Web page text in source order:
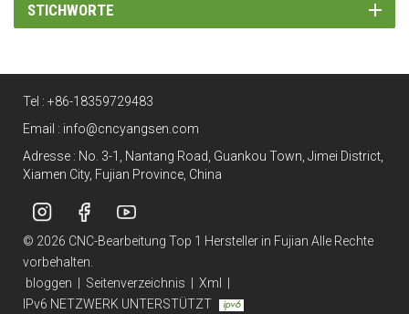
STICHWORTE
Tel : +86-18359729483
Email : info@cncyangsen.com
Adresse : No. 3-1, Nantang Road, Guankou Town, Jimei District,
Xiamen City, Fujian Province, China
© 2026 CNC-Bearbeitung Top 1 Hersteller in Fujian Alle Rechte
vorbehalten.
bloggen
Seitenverzeichnis Xml
IPv6 NETZWERK UNTERSTÜTZT